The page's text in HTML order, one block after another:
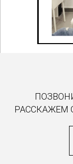
РАССКАЖЕМ